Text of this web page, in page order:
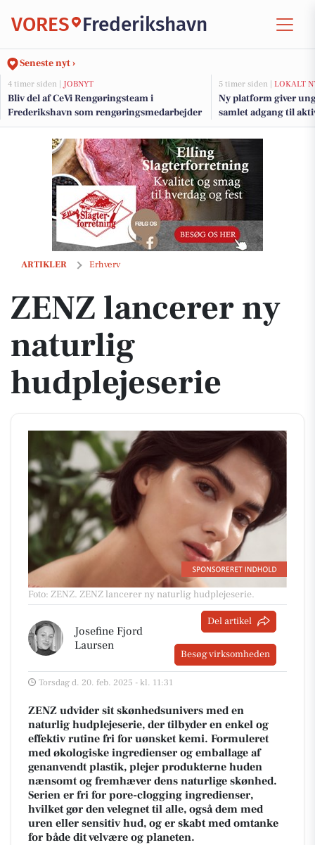
VORES Frederikshavn
Seneste nyt ›
4 timer siden | JOBNYT
Bliv del af CeVi Rengøringsteam i
Frederikshavn som rengøringsmedarbejder
5 timer siden | LOKALT
Ny platform giver
samlet adgang til
jobs
ARTIKLER Erhverv
ZENZ lancerer ny naturlig hudplejeserie
ZENZ lancerer ny
naturlig
hudplejeserie
Foto: ZENZ. ZENZ lancerer ny naturlig hudplejeserie.
Josefine Fjord
Laursen
Del artikel
Besøg virksomheden
Torsdag d. 20. feb. 2025 - kl. 11:31
ZENZ udvider sit skønhedsunivers med en
naturlig hudplejeserie, der tilbyder en enkel og
effektiv rutine fri for uønsket kemi. Formuleret
med økologiske ingredienser og emballage af
genanvendt plastik, plejer produkterne huden
nænsomt og fremhæver dens naturlige skønhed.
Serien er fri for pore-clogging ingredienser,
hvilket gør den velegnet til alle, også dem med
uren eller sensitiv hud, og er skabt med omtanke
for både dit velvære og planeten.